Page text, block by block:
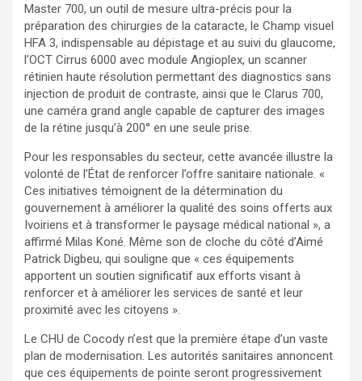
Master 700, un outil de mesure ultra-précis pour la
préparation des chirurgies de la cataracte, le Champ visuel
HFA 3, indispensable au dépistage et au suivi du glaucome,
l’OCT Cirrus 6000 avec module Angioplex, un scanner
rétinien haute résolution permettant des diagnostics sans
injection de produit de contraste, ainsi que le Clarus 700,
une caméra grand angle capable de capturer des images
de la rétine jusqu’à 200° en une seule prise.
Pour les responsables du secteur, cette avancée illustre la
volonté de l’État de renforcer l’offre sanitaire nationale. «
Ces initiatives témoignent de la détermination du
gouvernement à améliorer la qualité des soins offerts aux
Ivoiriens et à transformer le paysage médical national », a
affirmé Milas Koné. Même son de cloche du côté d’Aimé
Patrick Digbeu, qui souligne que « ces équipements
apportent un soutien significatif aux efforts visant à
renforcer et à améliorer les services de santé et leur
proximité avec les citoyens ».
Le CHU de Cocody n’est que la première étape d’un vaste
plan de modernisation. Les autorités sanitaires annoncent
que ces équipements de pointe seront progressivement